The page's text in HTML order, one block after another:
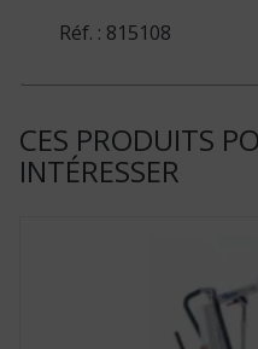
Réf. : 815108
CES PRODUITS
INTÉRESSER